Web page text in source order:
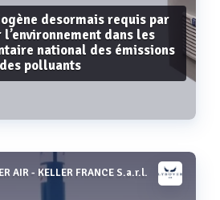
desormais requis par
dans les
national des émissions
des polluants
Voir plus
AIR - KELLER FRANCE S.a.r.l.